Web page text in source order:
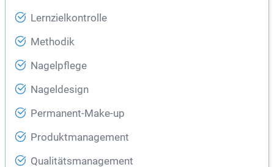
Lernzielkontrolle
Methodik
Nagelpflege
Nageldesign
Permanent-Make-up
Produktmanagement
Qualitätsmanagement